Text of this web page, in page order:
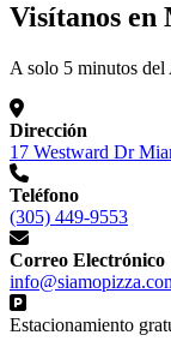
Visítanos en
A solo 5 minutos
Dirección
17 Westward Dr
Teléfono
(305) 449-9553
Correo Electrónico
Estacionamiento